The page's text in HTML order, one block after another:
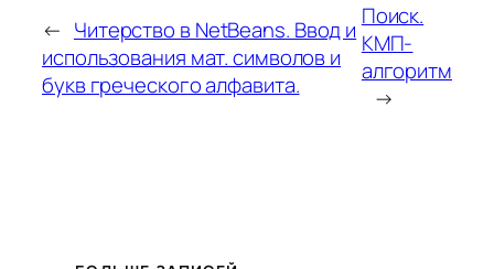
← Читерство в NetBeans. Ввод и
использования мат. символов и
букв греческого алфавита.
Поиск.
КМП-
алгоритм
→